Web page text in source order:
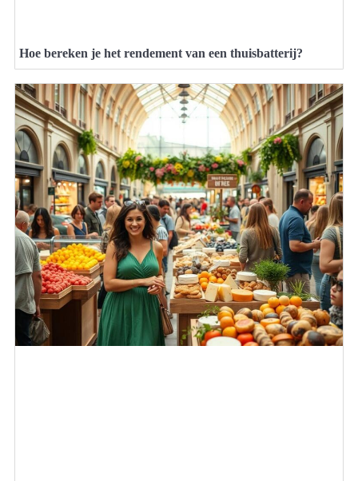
Hoe bereken je het rendement van een thuisbatterij?